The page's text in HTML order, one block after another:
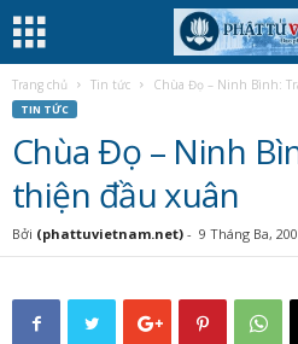
Trang chủ Tin tức Chùa Đọ – Ninh Bình:
TIN TỨC
Chùa Đọ – Ninh
thiện đầu xuân
Bởi (phattuvietnam.net) - 9 Tháng Ba,